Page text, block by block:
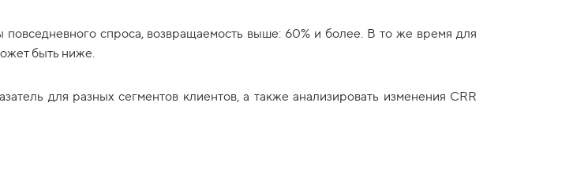
спроса, возвращаемость выше: 60% и более. В то же время для
быть ниже.
для разных сегментов клиентов, а также анализировать изменения CRR